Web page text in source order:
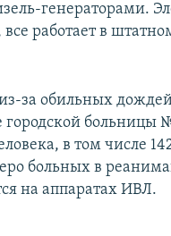
генераторами.
все работает в
за обильных
городской больницы
в том числе
больных в
на аппаратах ИВЛ.